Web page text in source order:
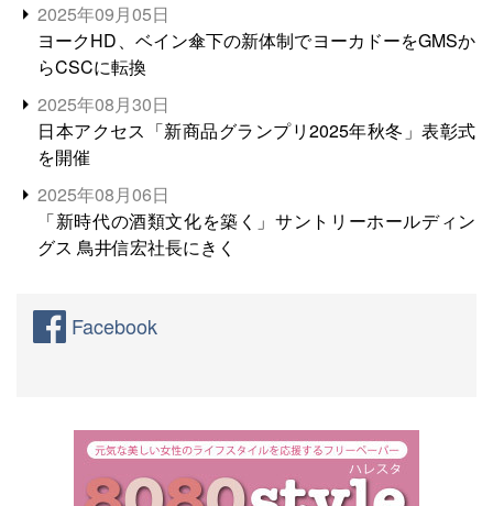
2025年09月05日
ヨークHD、ベイン傘下の新体制でヨーカドーをGMSか
らCSCに転換
2025年08月30日
日本アクセス「新商品グランプリ2025年秋冬」表彰式
を開催
2025年08月06日
「新時代の酒類文化を築く」サントリーホールディン
グス 鳥井信宏社長にきく
Facebook